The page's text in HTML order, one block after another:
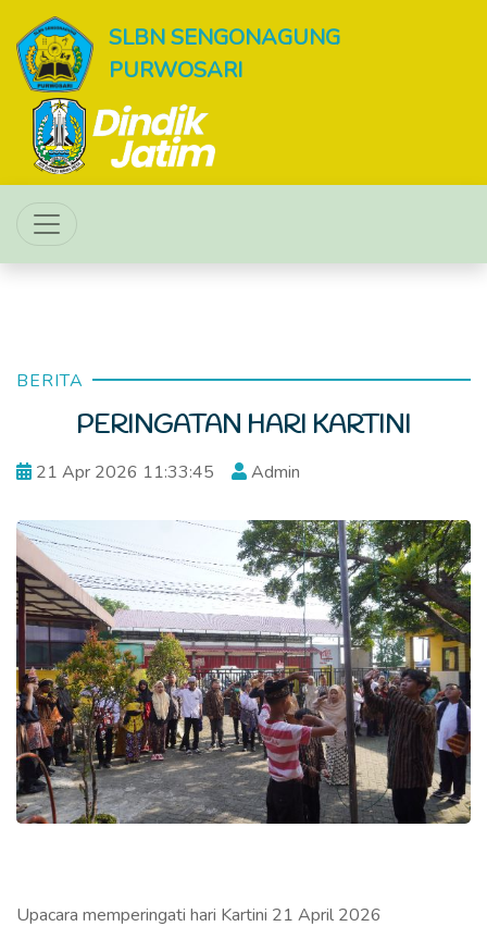
SLBN SENGONAGUNG
PURWOSARI
BERITA
PERINGATAN HARI KARTINI
21 Apr 2026 11:33:45 Admin
Upacara memperingati hari Kartini 21 April 2026